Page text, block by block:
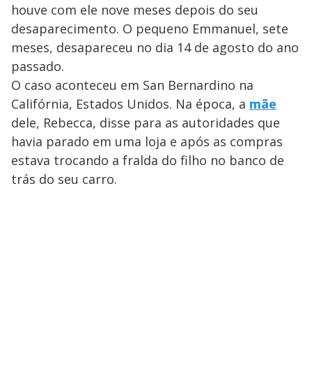
houve com ele nove meses depois do seu
desaparecimento. O pequeno Emmanuel, sete
meses, desapareceu no dia 14 de agosto do ano
passado.
O caso aconteceu em San Bernardino na
Califórnia, Estados Unidos. Na época, a mãe
dele, Rebecca, disse para as autoridades que
havia parado em uma loja e após as compras
estava trocando a fralda do filho no banco de
trás do seu carro.